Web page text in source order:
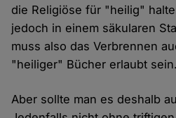
die Religiöse für "heilig"
jedoch in einem säkularen
muss also das Verbrennen
"heiliger" Bücher erlaubt sein.
Aber sollte man es deshalb